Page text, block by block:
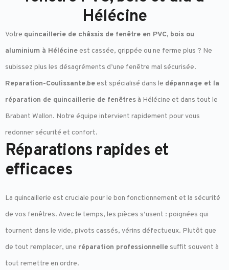
Hélécine
Votre quincaillerie de châssis de fenêtre en PVC, bois ou
aluminium à Hélécineest cassée, grippée ou ne ferme plus ? Ne
subissez plus les désagréments d’une fenêtre mal sécurisée.
Reparation-Coulissante.beest spécialisé dans le dépannage et la
réparation de quincaillerie de fenêtres à Hélécine et dans tout le
Brabant Wallon. Notre équipe intervient rapidement pour vous
redonner sécurité et confort.
Réparations rapides et
efficaces
La quincaillerie est cruciale pour le bon fonctionnement et la sécurité
de vos fenêtres. Avec le temps, les pièces s’usent : poignées qui
tournent dans le vide, pivots cassés, vérins défectueux. Plutôt que
de tout remplacer, une réparation professionnelle suffit souvent à
tout remettre en ordre.